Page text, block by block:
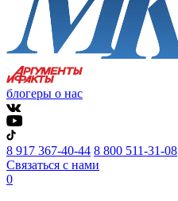
блогеры о нас
8 917 367-40-44 8 800 511-31-08
Связаться с нами
0